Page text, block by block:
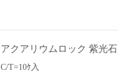
アクアリウムロック 紫光石
C/T=10ｹ入